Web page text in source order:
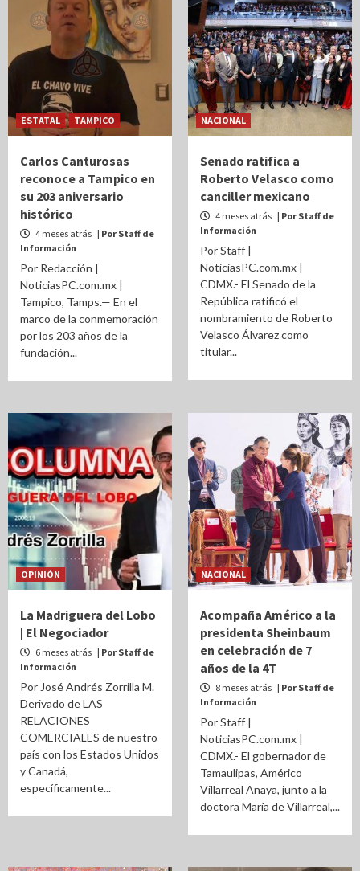
ESTATAL TAMPICO
Carlos Canturosas
reconoce a Tampico en
su 203 aniversario
histórico
4 meses atrás | Por Staff de
Información
Por Redacción |
NoticiasPC.com.mx |
Tampico, Tamps.— En el
marco de la conmemoración
por los 203 años de la
fundación...
NACIONAL
Senado ratifica a
Roberto Velasco como
canciller mexicano
4 meses atrás | Por Staff de
Información
Por Staff |
NoticiasPC.com.mx |
CDMX.- El Senado de la
República ratificó el
nombramiento de Roberto
Velasco Álvarez como
titular...
OPINIÓN
La Madriguera del Lobo
| El Negociador
6 meses atrás | Por Staff de
Información
Por José Andrés Zorrilla M.
Derivado de LAS
RELACIONES
COMERCIALES de nuestro
país con los Estados Unidos
y Canadá,
específicamente...
NACIONAL
Acompaña Américo a la
presidenta Sheinbaum
en celebración de 7
años de la 4T
8 meses atrás | Por Staff de
Información
Por Staff |
NoticiasPC.com.mx |
CDMX.- El gobernador de
Tamaulipas, Américo
Villarreal Anaya, junto a la
doctora María de Villarreal,...